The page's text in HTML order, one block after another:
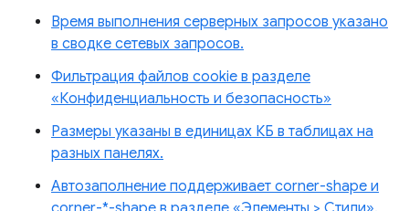
Время выполнения серверных запросов указано
в сводке сетевых запросов.
Фильтрация файлов cookie в разделе
«Конфиденциальность и безопасность»
Размеры указаны в единицах КБ в таблицах на
разных панелях.
Автозаполнение поддерживает corner-shape и